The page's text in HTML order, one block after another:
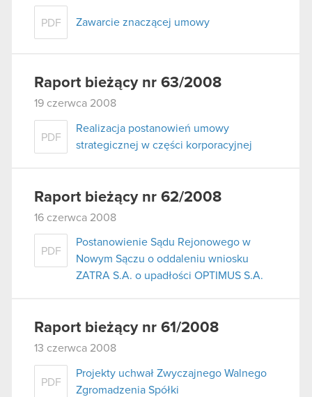
PDF Zawarcie znaczącej umowy
Raport bieżący nr 63/2008
19 czerwca 2008
PDF
Realizacja postanowień umowy
strategicznej w części korporacyjnej
Raport bieżący nr 62/2008
16 czerwca 2008
PDF
Postanowienie Sądu Rejonowego w
Nowym Sączu o oddaleniu wniosku
ZATRA S.A. o upadłości OPTIMUS S.A.
Raport bieżący nr 61/2008
13 czerwca 2008
PDF
Projekty uchwał Zwyczajnego Walnego
Zgromadzenia Spółki